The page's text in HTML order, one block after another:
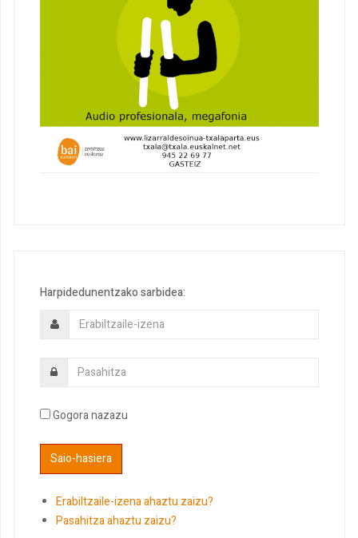
Harpidedunentzako sarbidea:
Gogora nazazu
Erabiltzaile-izena ahaztu zaizu?
Pasahitza ahaztu zaizu?